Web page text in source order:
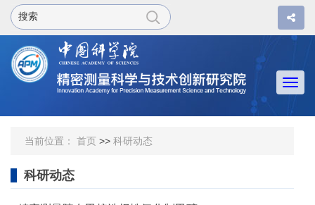
当前位置： 首页 >> 科研动态
科研动态